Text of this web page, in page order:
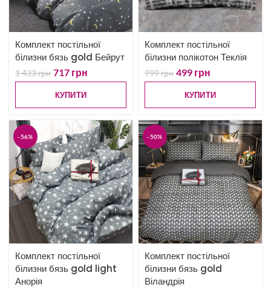
Комплект постільної
білизни бязь gold Бейрут
1 433грн 717 грн
КУПИТИ
Комплект постільної
білизни полікотон Теклія
999грн 499 грн
КУПИТИ
-56%
Комплект постільної
білизни бязь gold light
Анорія
-50%
Комплект постільної
білизни бязь gold
Віландрія